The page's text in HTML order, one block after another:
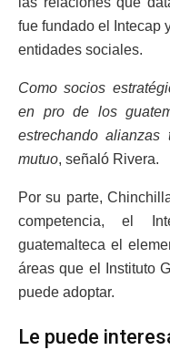
fue fundado el Intecap
entidades sociales.
Como socios
en pro de los
estrechando alianzas
mutuo, señaló Rivera.
Por su parte,
competencia, el
guatemalteca el
áreas que el Instituto
puede adoptar.
Le puede